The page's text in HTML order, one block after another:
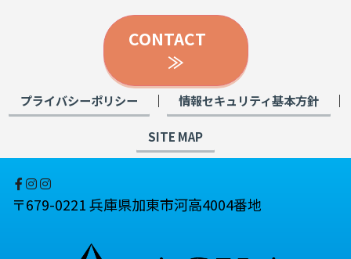
CONTACT
≫
プライバシーポリシー ｜ 情報セキュリティ基本方針 ｜
SITE MAP
〒679-0221 兵庫県加東市河高4004番地